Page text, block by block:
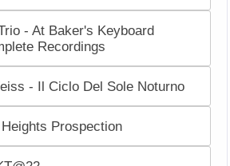
- At Baker's Keyboard
Recordings
- Il Ciclo Del Sole Noturno
Prospection